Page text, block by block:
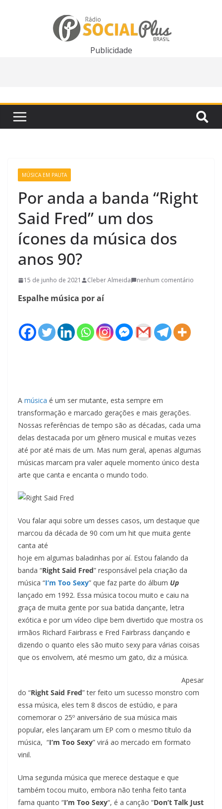
Publicidade
MÚSICA EM PAUTA
Por anda a banda “Right
Said Fred” um dos
ícones da música dos
anos 90?
15 de junho de 2021 Cleber Almeida nenhum comentário
Espalhe música por aí
A música é um ser mutante, esta sempre em
transformação e marcado gerações e mais gerações.
Nossas referências de tempo são as décadas, cada uma
delas destacada por um gênero musical e muitas vezes
até por até mais de um. Mas num geral, apenas algumas
músicas marcam pra valer aquele momento único desta
arte que canta e encanta o mundo todo.
Vou falar aqui sobre um desses casos, um destaque que
marcou da década de 90 com um hit que muita gente
canta até
hoje em algumas baladinhas por aí. Estou falando da
banda “Right Said Fred” responsável pela criação da
música “I’m Too Sexy” que faz parte do álbum Up
lançado em 1992. Essa música tocou muito e caiu na
graça de muita gente por sua batida dançante, letra
exótica e por um vídeo clipe bem divertido que mostra os
irmãos Richard Fairbrass e Fred Fairbrass dançando e
dizendo o quanto eles são muito sexy para várias coisas
que os envolvem, até mesmo um gato, diz a música.
Apesar
do “Right Said Fred” ter feito um sucesso monstro com
essa música, eles tem 8 discos de estúdio, e para
comemorar o 25º aniversário de sua música mais
popular, eles lançaram um EP com o mesmo título da
música, “I’m Too Sexy” virá ao mercado em formato
vinil.
Uma segunda música que merece destaque e que
também tocou muito, embora não tenha feito tanta
fama quanto “I’m Too Sexy“, é a canção “Don’t Talk Just